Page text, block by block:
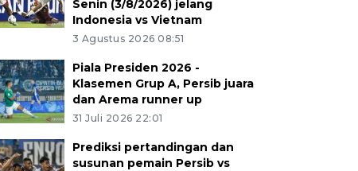
Senin (3/8/2026) jelang
Indonesia vs Vietnam
3 Agustus 2026 08:51
Piala Presiden 2026 -
Klasemen Grup A, Persib juara
dan Arema runner up
31 Juli 2026 22:01
Prediksi pertandingan dan
susunan pemain Persib vs